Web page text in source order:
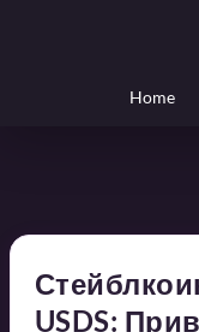
Home
USDS: